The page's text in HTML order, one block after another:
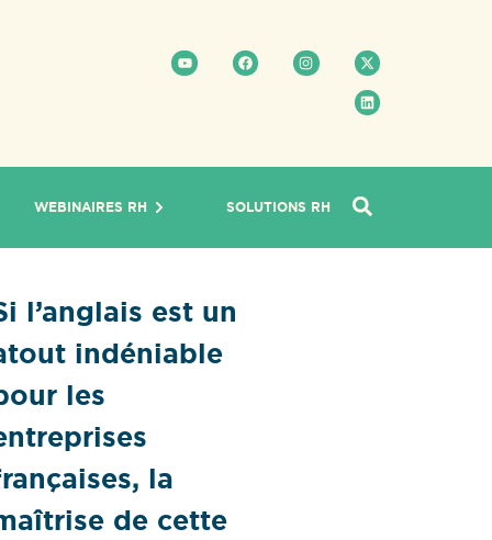
WEBINAIRES RH SOLUTIONS RH
l’anglais est un
indéniable
les
la
de cette